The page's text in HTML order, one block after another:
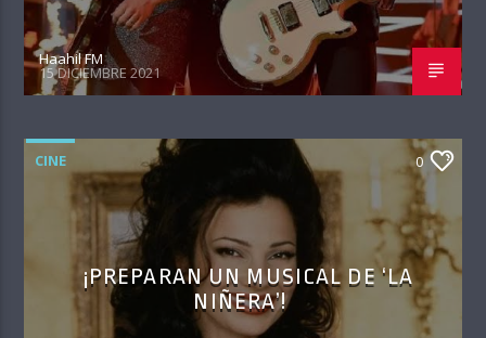
Haahil FM
15 DICIEMBRE 2021
CINE 0
¡PREPARAN UN MUSICAL DE ‘LA
NIÑERA’!